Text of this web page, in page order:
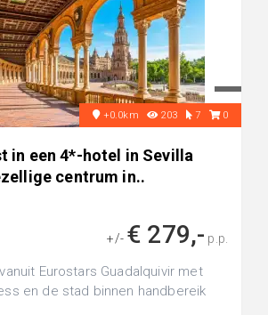
+0.0km 203 7 0
in een 4*-hotel in Sevilla
centrum in..
+/- € 279,- p.p.
Eurostars Guadalquivir met
en de stad binnen handbereik